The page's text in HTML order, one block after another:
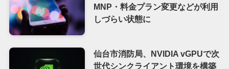
MNP・料金プラン変更などが利用
しづらい状態に
仙台市消防局、NVIDIA vGPUで次
世代シンクライアント環境を構築